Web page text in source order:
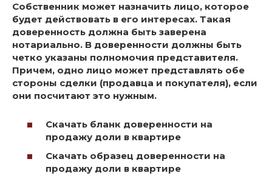
Собственник может назначить лицо, которое
будет действовать в его интересах. Такая
доверенность должна быть заверена
нотариально. В доверенности должны быть
четко указаны полномочия представителя.
Причем, одно лицо может представлять обе
стороны сделки (продавца и покупателя), если
они посчитают это нужным.
Скачать бланк доверенности на
продажу доли в квартире
Скачать образец доверенности на
продажу доли в квартире